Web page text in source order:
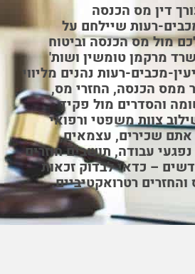
דין מס הכנסה
רעות שיילחם על
מול מס הכנסה וביטוח
מרקמן טומשין ושות'
מכבים-רעות נהנים מליווי
ממס הכנסה, החזרי מס,
והסדרים מול פקיד
צוות משפטי ורפואי
שכירים, עצמאים,
נפגעי עבודה, תושבים חוזרים
– כדאי לבדוק זכאות
רטרואקטיביים.
להצלחה בתביעה
אזכור לטובה
עצומה
להמלצה המלאה
א.כ